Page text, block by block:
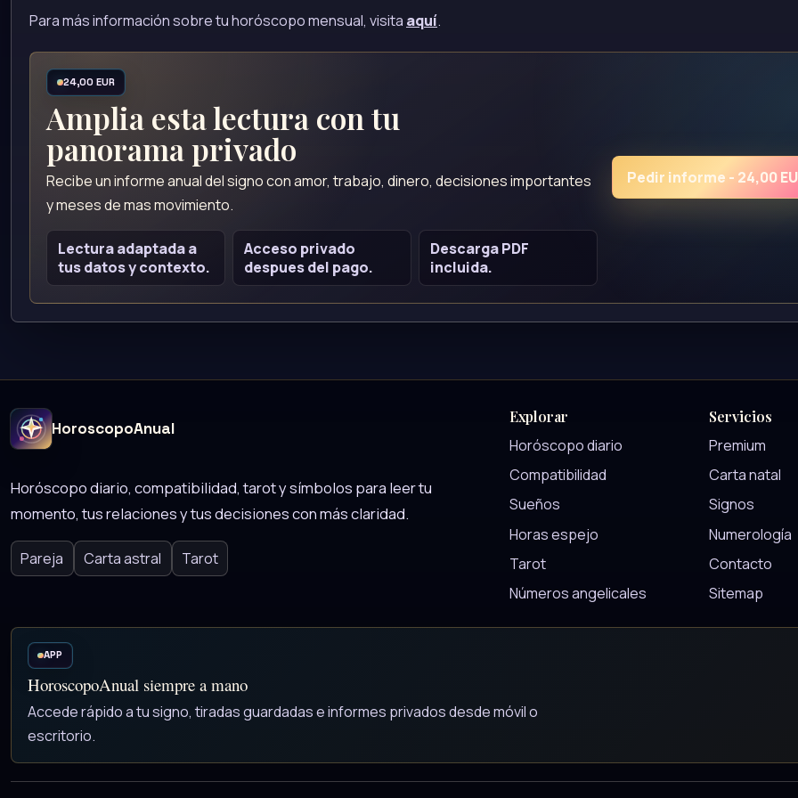
Para más información sobre tu horóscopo mensual, visita aquí.
24,00 EUR
Amplia esta lectura con tu
panorama privado
Recibe un informe anual del signo con amor, trabajo, dinero, decisiones importantes
y meses de mas movimiento.
Lectura adaptada a
tus datos y contexto.
Acceso privado
despues del pago.
Descarga PDF
incluida.
Pedir informe - 24,00
HoroscopoAnual
Horóscopo diario, compatibilidad, tarot y símbolos para leer tu
momento, tus relaciones y tus decisiones con más claridad.
Pareja Carta astral Tarot
Explorar
Horóscopo diario
Compatibilidad
Sueños
Horas espejo
Tarot
Números angelicales
Servicios
Premium
Carta natal
Signos
Numerología
Contacto
Sitemap
APP
HoroscopoAnual siempre a mano
Accede rápido a tu signo, tiradas guardadas e informes privados desde móvil o
escritorio.